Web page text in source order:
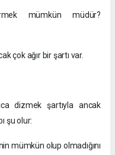
mümkün müdür?
çok ağır bir şartı var.
dizmek şartıyla ancak
şu olur:
mümkün olup olmadığını